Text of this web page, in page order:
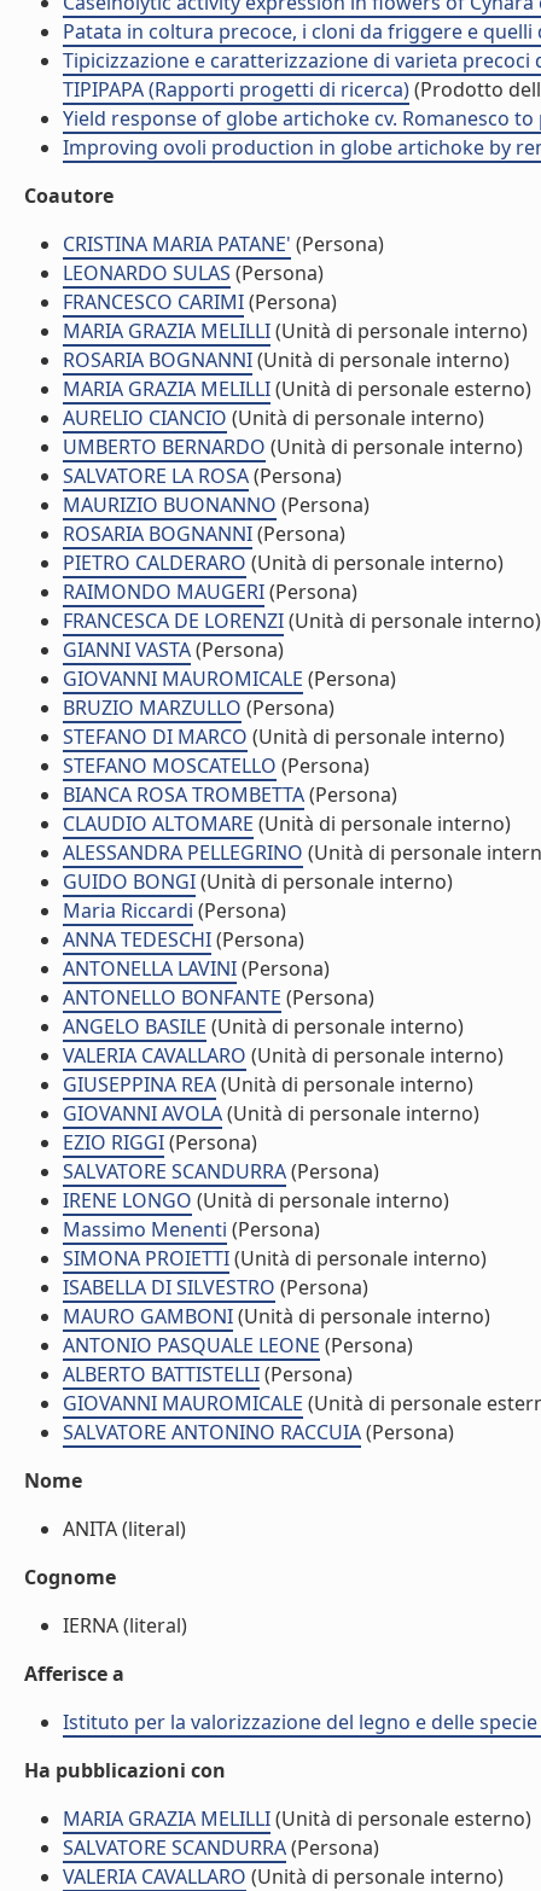
Patata in coltura precoce, i cloni da friggere e
Tipicizzazione e caratterizzazione di varieta
TIPIPAPA (Rapporti progetti di ricerca)(Prodotto
Yield response of globe artichoke cv. Romanesco
Improving ovoli production in globe artichoke by
Coautore
CRISTINA MARIA PATANE' (Persona)
LEONARDO SULAS (Persona)
FRANCESCO CARIMI(Persona)
MARIA GRAZIA MELILLI(Unità di personale interno)
ROSARIA BOGNANNI(Unità di personale interno)
MARIA GRAZIA MELILLI(Unità di personale esterno)
AURELIO CIANCIO (Unità di personale interno)
UMBERTO BERNARDO (Unità di personale interno)
SALVATORE LA ROSA(Persona)
MAURIZIO BUONANNO (Persona)
ROSARIA BOGNANNI(Persona)
PIETRO CALDERARO (Unità di personale interno)
RAIMONDO MAUGERI(Persona)
FRANCESCA DE LORENZI(Unità di personale interno)
GIANNI VASTA(Persona)
GIOVANNI MAUROMICALE (Persona)
BRUZIO MARZULLO (Persona)
STEFANO DI MARCO (Unità di personale interno)
STEFANO MOSCATELLO (Persona)
BIANCA ROSA TROMBETTA(Persona)
CLAUDIO ALTOMARE (Unità di personale interno)
ALESSANDRA PELLEGRINO (Unità di personale
GUIDO BONGI(Unità di personale interno)
Maria Riccardi (Persona)
ANNA TEDESCHI(Persona)
ANTONELLA LAVINI(Persona)
ANTONELLO BONFANTE (Persona)
ANGELO BASILE (Unità di personale interno)
VALERIA CAVALLARO (Unità di personale interno)
GIUSEPPINA REA(Unità di personale interno)
GIOVANNI AVOLA(Unità di personale interno)
EZIO RIGGI(Persona)
SALVATORE SCANDURRA(Persona)
IRENE LONGO (Unità di personale interno)
Massimo Menenti (Persona)
SIMONA PROIETTI(Unità di personale interno)
ISABELLA DI SILVESTRO (Persona)
MAURO GAMBONI(Unità di personale interno)
ANTONIO PASQUALE LEONE (Persona)
ALBERTO BATTISTELLI(Persona)
GIOVANNI MAUROMICALE (Unità di personale
SALVATORE ANTONINO RACCUIA(Persona)
Nome
ANITA (literal)
Cognome
IERNA (literal)
Afferisce a
Istituto per la valorizzazione del legno e delle specie
Ha pubblicazioni con
MARIA GRAZIA MELILLI(Unità di personale esterno)
SALVATORE SCANDURRA(Persona)
VALERIA CAVALLARO (Unità di personale interno)